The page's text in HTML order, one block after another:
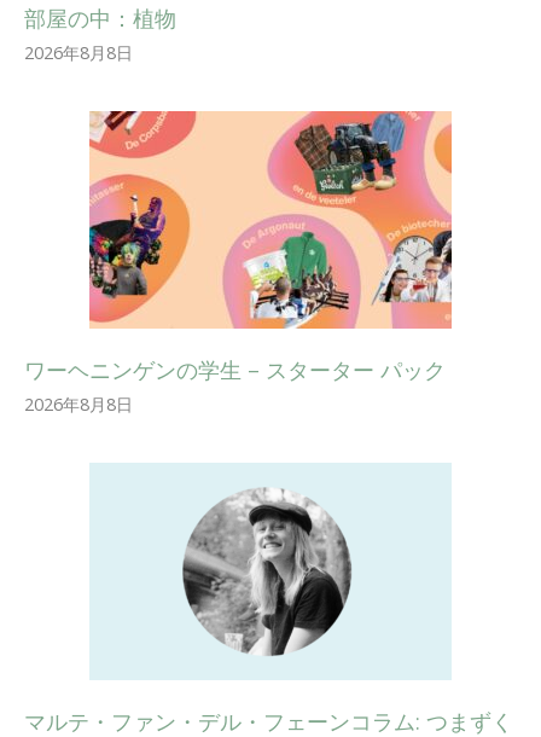
部屋の中：植物
2026年8月8日
ワーヘニンゲンの学生 – スターター パック
2026年8月8日
マルテ・ファン・デル・フェーンコラム: つまずく